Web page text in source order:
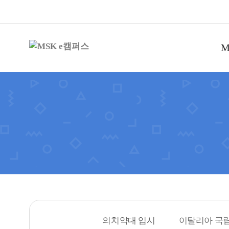
의치약대 입시 이탈리아 국